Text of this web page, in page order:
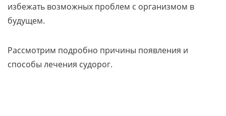
избежать возможных проблем с организмом в
будущем.
Рассмотрим подробно причины появления и
способы лечения судорог.